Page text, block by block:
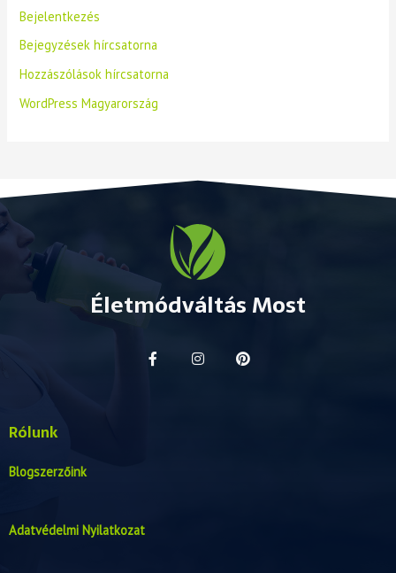
Bejelentkezés
Bejegyzések hírcsatorna
Hozzászólások hírcsatorna
WordPress Magyarország
Életmódváltás Most
Rólunk
Blogszerzőink
Adatvédelmi Nyilatkozat